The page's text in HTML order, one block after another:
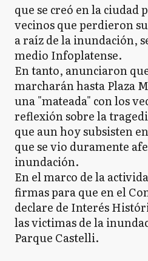
que se creó en la ciudad
vecinos que perdieron
a raíz de la inundación,
medio Infoplatense.
En tanto, anunciaron
marcharán hasta Plaza
una "mateada" con los
reflexión sobre la
que aun hoy subsisten
que se vio duramente
inundación.
En el marco de la
firmas para que en el
declare de Interés
las victimas de la
Parque Castelli.